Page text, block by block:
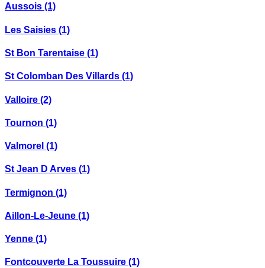
Aussois (1)
Les Saisies (1)
St Bon Tarentaise (1)
St Colomban Des Villards (1)
Valloire (2)
Tournon (1)
Valmorel (1)
St Jean D Arves (1)
Termignon (1)
Aillon-Le-Jeune (1)
Yenne (1)
Fontcouverte La Toussuire (1)